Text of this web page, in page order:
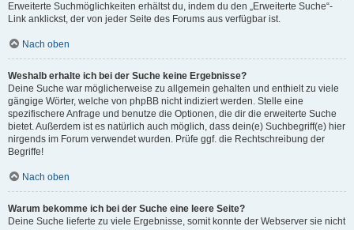
Erweiterte Suchmöglichkeiten erhältst du, indem du den „Erweiterte Suche“-
Link anklickst, der von jeder Seite des Forums aus verfügbar ist.
Nach oben
Weshalb erhalte ich bei der Suche keine Ergebnisse?
Deine Suche war möglicherweise zu allgemein gehalten und enthielt zu viele
gängige Wörter, welche von phpBB nicht indiziert werden. Stelle eine
spezifischere Anfrage und benutze die Optionen, die dir die erweiterte Suche
bietet. Außerdem ist es natürlich auch möglich, dass dein(e) Suchbegriff(e) hier
nirgends im Forum verwendet wurden. Prüfe ggf. die Rechtschreibung der
Begriffe!
Nach oben
Warum bekomme ich bei der Suche eine leere Seite?
Deine Suche lieferte zu viele Ergebnisse, somit konnte der Webserver sie nicht